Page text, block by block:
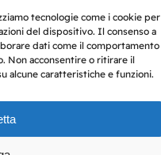
tecnologie come i cookie per
del dispositivo. Il consenso a
dati come il comportamento
Non acconsentire o ritirare il
alcune caratteristiche e funzioni.
25/9/2019.
sito sono forniti